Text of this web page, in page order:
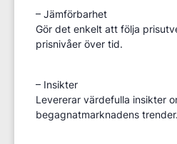
– Jämförbarhet
Gör det enkelt att följa
prisnivåer över tid.
– Insikter
Levererar värdefulla insikter
begagnatmarknadens trender.